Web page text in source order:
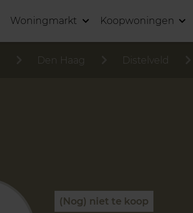
Woningmarkt Koopwoningen
Den Haag Distelveld
(Nog) niet te koop